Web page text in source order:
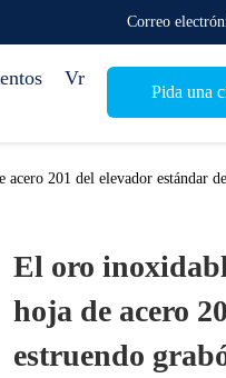
Correo
Vr
Pida una
201 del elevador estándar
El oro
hoja de acero
estruendo